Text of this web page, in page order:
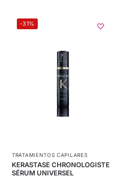
-31%
TRATAMIENTOS CAPILARES
KERASTASE CHRONOLOGISTE
SÉRUM UNIVERSEL